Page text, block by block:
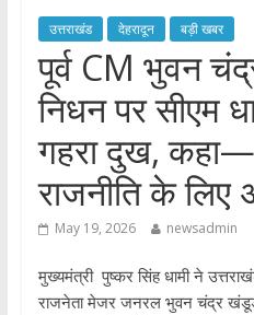
उत्तराखंड देहरादून बड़ी खबर
पूर्व CM भुवन
निधन पर सीएम
गहरा दुख, कहा—
राजनीति के लिए
May 19, 2026 newsadmin
मुख्यमंत्री पुष्कर सिंह धामी ने
राजनेता मेजर जनरल भुवन चंद्र